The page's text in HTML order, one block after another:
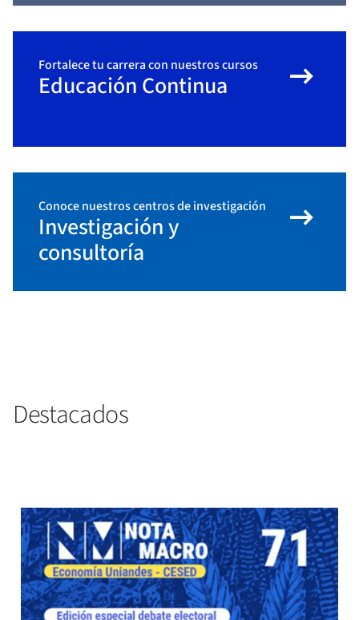
Fortalece tu carrera con nuestros cursos
Educación Continua arrow_right_alt
Conoce nuestros centros de investigación
Investigación y
consultoría
arrow_right_alt
Destacados